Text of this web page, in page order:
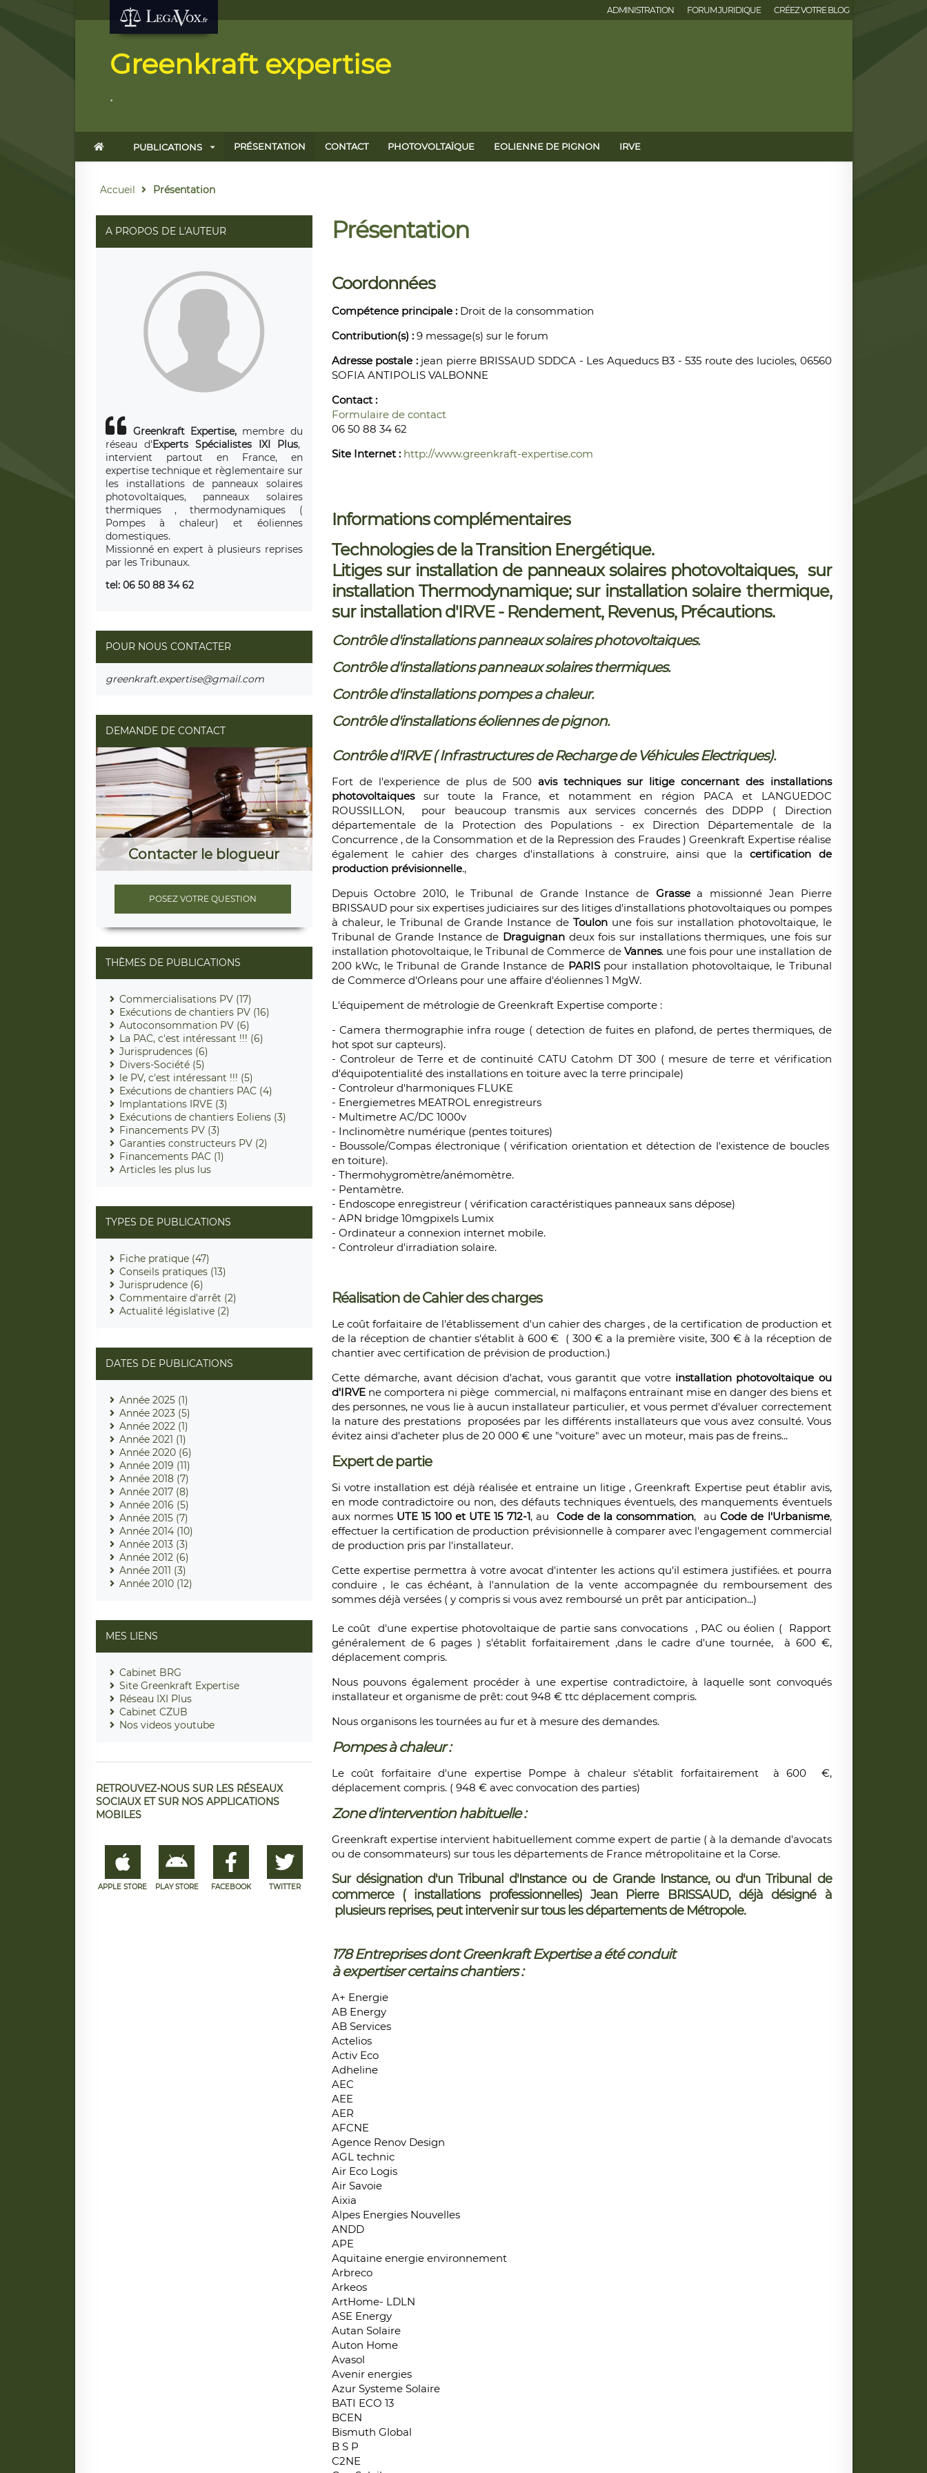
ADMINISTRATION FORUM JURIDIQUE CRÉEZ VOTRE BLOG
Greenkraft expertise
.
PUBLICATIONS PRÉSENTATION CONTACT PHOTOVOLTAÏQUE EOLIENNE DE PIGNON IRVE
Accueil Présentation
Présentation
Coordonnées
Compétence principale : Droit de la consommation
Contribution(s) : 9 message(s) sur le forum
Adresse postale : jean pierre BRISSAUD SDDCA - Les Aqueducs B3 - 535 route des lucioles, 06560
SOFIA ANTIPOLIS VALBONNE
Contact :
Formulaire de contact
06 50 88 34 62
Site Internet : http://www.greenkraft-expertise.com
Informations complémentaires
Technologies de la Transition Energétique.
Litiges sur installation de panneaux solaires photovoltaiques, sur
installation Thermodynamique; sur installation solaire thermique,
sur installation d'IRVE - Rendement, Revenus, Précautions.
Contrôle d'installations panneaux solaires photovoltaiques.
Contrôle d'installations panneaux solaires thermiques.
Contrôle d'installations pompes a chaleur.
Contrôle d'installations éoliennes de pignon.
Contrôle d'IRVE ( Infrastructures de Recharge de Véhicules Electriques).
Fort de l'experience de plus de 500avis techniques sur litige concernant des installations
photovoltaiques sur toute la France, et notamment en région PACA et LANGUEDOC
ROUSSILLON, pour beaucoup transmis aux services concernés des DDPP ( Direction
départementale de la Protection des Populations - ex Direction Départementale de la
Concurrence , de la Consommation et de la Repression des Fraudes ) Greenkraft Expertise réalise
également le cahier des charges d'installations à construire, ainsi que la certification de
production prévisionnelle.,
Depuis Octobre 2010, le Tribunal de Grande Instance de Grassea missionné Jean Pierre
BRISSAUD pour six expertises judiciaires sur des litiges d'installations photovoltaiques ou pompes
à chaleur, le Tribunal de Grande Instance de Toulonune fois sur installation photovoltaique, le
Tribunal de Grande Instance de Draguignan deux fois sur installations thermiques, une fois sur
installation photovoltaique, le Tribunal de Commerce de Vannes. une fois pour une installation de
200 kWc, le Tribunal de Grande Instance de PARISpour installation photovoltaique, le Tribunal
de Commerce d'Orleans pour une affaire d'éoliennes 1 MgW.
L'équipement de métrologie de Greenkraft Expertise comporte :
- Camera thermographie infra rouge ( detection de fuites en plafond, de pertes thermiques, de
hot spot sur capteurs).
- Controleur de Terre et de continuité CATU Catohm DT 300 ( mesure de terre et vérification
d'équipotentialité des installations en toiture avec la terre principale)
- Controleur d'harmoniques FLUKE
- Energiemetres MEATROL enregistreurs
- Multimetre AC/DC 1000v
- Inclinomètre numérique (pentes toitures)
- Boussole/Compas électronique ( vérification orientation et détection de l'existence de boucles
en toiture).
- Thermohygromètre/anémomètre.
- Pentamètre.
- Endoscope enregistreur ( vérification caractéristiques panneaux sans dépose)
- APN bridge 10mgpixels Lumix
- Ordinateur a connexion internet mobile.
- Controleur d'irradiation solaire.
Réalisation de Cahier des charges
Le coût forfaitaire de l'établissement d'un cahier des charges , de la certification de production et
de la réception de chantier s'établit à 600 € ( 300 € a la première visite, 300 € à la réception de
chantier avec certification de prévision de production.)
Cette démarche, avant décision d'achat, vous garantit que votre installation photovoltaique ou
d'IRVE ne comportera ni piège commercial, ni malfaçons entrainant mise en danger des biens et
des personnes, ne vous lie à aucun installateur particulier, et vous permet d'évaluer correctement
la nature des prestations proposées par les différents installateurs que vous avez consulté. Vous
évitez ainsi d'acheter plus de 20 000 € une "voiture" avec un moteur, mais pas de freins...
Expert de partie
Si votre installation est déjà réalisée et entraine un litige , Greenkraft Expertise peut établir avis,
en mode contradictoire ou non, des défauts techniques éventuels, des manquements éventuels
aux normes UTE 15 100 et UTE 15 712-1, au Code de la consommation, auCode de l'Urbanisme,
effectuer la certification de production prévisionnelle à comparer avec l'engagement commercial
de production pris par l'installateur.
Cette expertise permettra à votre avocat d'intenter les actions qu'il estimera justifiées. et pourra
conduire , le cas échéant, à l'annulation de la vente accompagnée du remboursement des
sommes déjà versées ( y compris si vous avez remboursé un prêt par anticipation...)
Le coût d'une expertise photovoltaique de partie sans convocations , PAC ou éolien ( Rapport
généralement de 6 pages ) s'établit forfaitairement ,dans le cadre d'une tournée, à 600 €,
déplacement compris.
Nous pouvons également procéder à une expertise contradictoire, à laquelle sont convoqués
installateur et organisme de prêt: cout 948 € ttc déplacement compris.
Nous organisons les tournées au fur et à mesure des demandes.
Pompes à chaleur :
Le coût forfaitaire d'une expertise Pompe à chaleur s'établit forfaitairement à 600 €,
déplacement compris. ( 948 € avec convocation des parties)
Zone d'intervention habituelle :
Greenkraft expertise intervient habituellement comme expert de partie ( à la demande d'avocats
ou de consommateurs) sur tous les départements de France métropolitaine et la Corse.
Sur désignation d'un Tribunal d'Instance ou de Grande Instance, ou d'un Tribunal de
commerce ( installations professionnelles) Jean Pierre BRISSAUD, déjà désigné à
plusieurs reprises, peut intervenir sur tous les départements de Métropole.
178 Entreprises dont Greenkraft Expertise a été conduit
à expertiser certains chantiers :
A+ Energie
AB Energy
AB Services
Actelios
Activ Eco
Adheline
AEC
AEE
AER
AFCNE
Agence Renov Design
AGL technic
Air Eco Logis
Air Savoie
Aixia
Alpes Energies Nouvelles
ANDD
APE
Aquitaine energie environnement
Arbreco
Arkeos
ArtHome- LDLN
ASE Energy
Autan Solaire
Auton Home
Avasol
Avenir energies
Azur Systeme Solaire
BATI ECO 13
BCEN
Bismuth Global
B S P
C2NE
A PROPOS DE L'AUTEUR
Greenkraft Expertise, membre du
réseau d'Experts Spécialistes IXI Plus,
intervient partout en France, en
expertise technique et règlementaire sur
les installations de panneaux solaires
photovoltaïques, panneaux solaires
thermiques , thermodynamiques (
Pompes à chaleur) et éoliennes
domestiques.
Missionné en expert à plusieurs reprises
par les Tribunaux.
tel: 06 50 88 34 62
POUR NOUS CONTACTER
greenkraft.expertise@gmail.com
DEMANDE DE CONTACT
Contacter le blogueur
POSEZ VOTRE QUESTION
THÈMES DE PUBLICATIONS
Commercialisations PV (17)
Exécutions de chantiers PV (16)
Autoconsommation PV (6)
La PAC, c'est intéressant !!! (6)
Jurisprudences (6)
Divers-Société (5)
le PV, c'est intéressant !!! (5)
Exécutions de chantiers PAC (4)
Implantations IRVE (3)
Exécutions de chantiers Eoliens (3)
Financements PV (3)
Garanties constructeurs PV (2)
Financements PAC (1)
Articles les plus lus
TYPES DE PUBLICATIONS
Fiche pratique (47)
Conseils pratiques (13)
Jurisprudence (6)
Commentaire d'arrêt (2)
Actualité législative (2)
DATES DE PUBLICATIONS
Année 2025 (1)
Année 2023 (5)
Année 2022 (1)
Année 2021 (1)
Année 2020 (6)
Année 2019 (11)
Année 2018 (7)
Année 2017 (8)
Année 2016 (5)
Année 2015 (7)
Année 2014 (10)
Année 2013 (3)
Année 2012 (6)
Année 2011 (3)
Année 2010 (12)
MES LIENS
Cabinet BRG
Site Greenkraft Expertise
Réseau IXI Plus
Cabinet CZUB
Nos videos youtube
RETROUVEZ-NOUS SUR LES RÉSEAUX
SOCIAUX ET SUR NOS APPLICATIONS
MOBILES
APPLE STORE PLAY STORE FACEBOOK TWITTER